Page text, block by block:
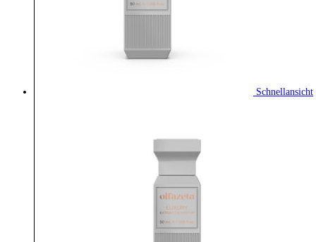
Schnellansicht